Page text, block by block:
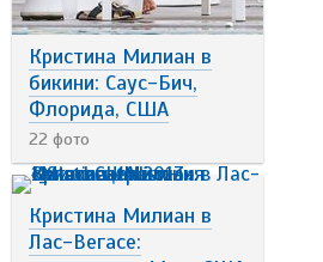
Кристина Милиан в
бикини: Саус-Бич,
Флорида, США
22 фото
Кристина Милиан в
Лас-Вегасе: